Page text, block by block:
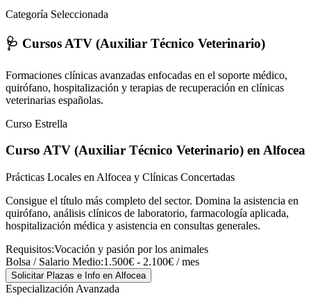
Categoría Seleccionada
🩺 Cursos ATV (Auxiliar Técnico Veterinario)
Formaciones clínicas avanzadas enfocadas en el soporte médico,
quirófano, hospitalización y terapias de recuperación en clínicas
veterinarias españolas.
Curso Estrella
Curso ATV (Auxiliar Técnico Veterinario) en Alfocea
Prácticas Locales en Alfocea y Clínicas Concertadas
Consigue el título más completo del sector. Domina la asistencia en
quirófano, análisis clínicos de laboratorio, farmacología aplicada,
hospitalización médica y asistencia en consultas generales.
Requisitos:Vocación y pasión por los animales
Bolsa / Salario Medio:1.500€ - 2.100€ / mes
Solicitar Plazas e Info en Alfocea
Especialización Avanzada